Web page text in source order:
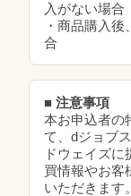
入がない場合
・商品購入
合
■ 注意事項
本お申込者の
て、dジョブ
ドウェイズ
買情報やお客
いただきます。